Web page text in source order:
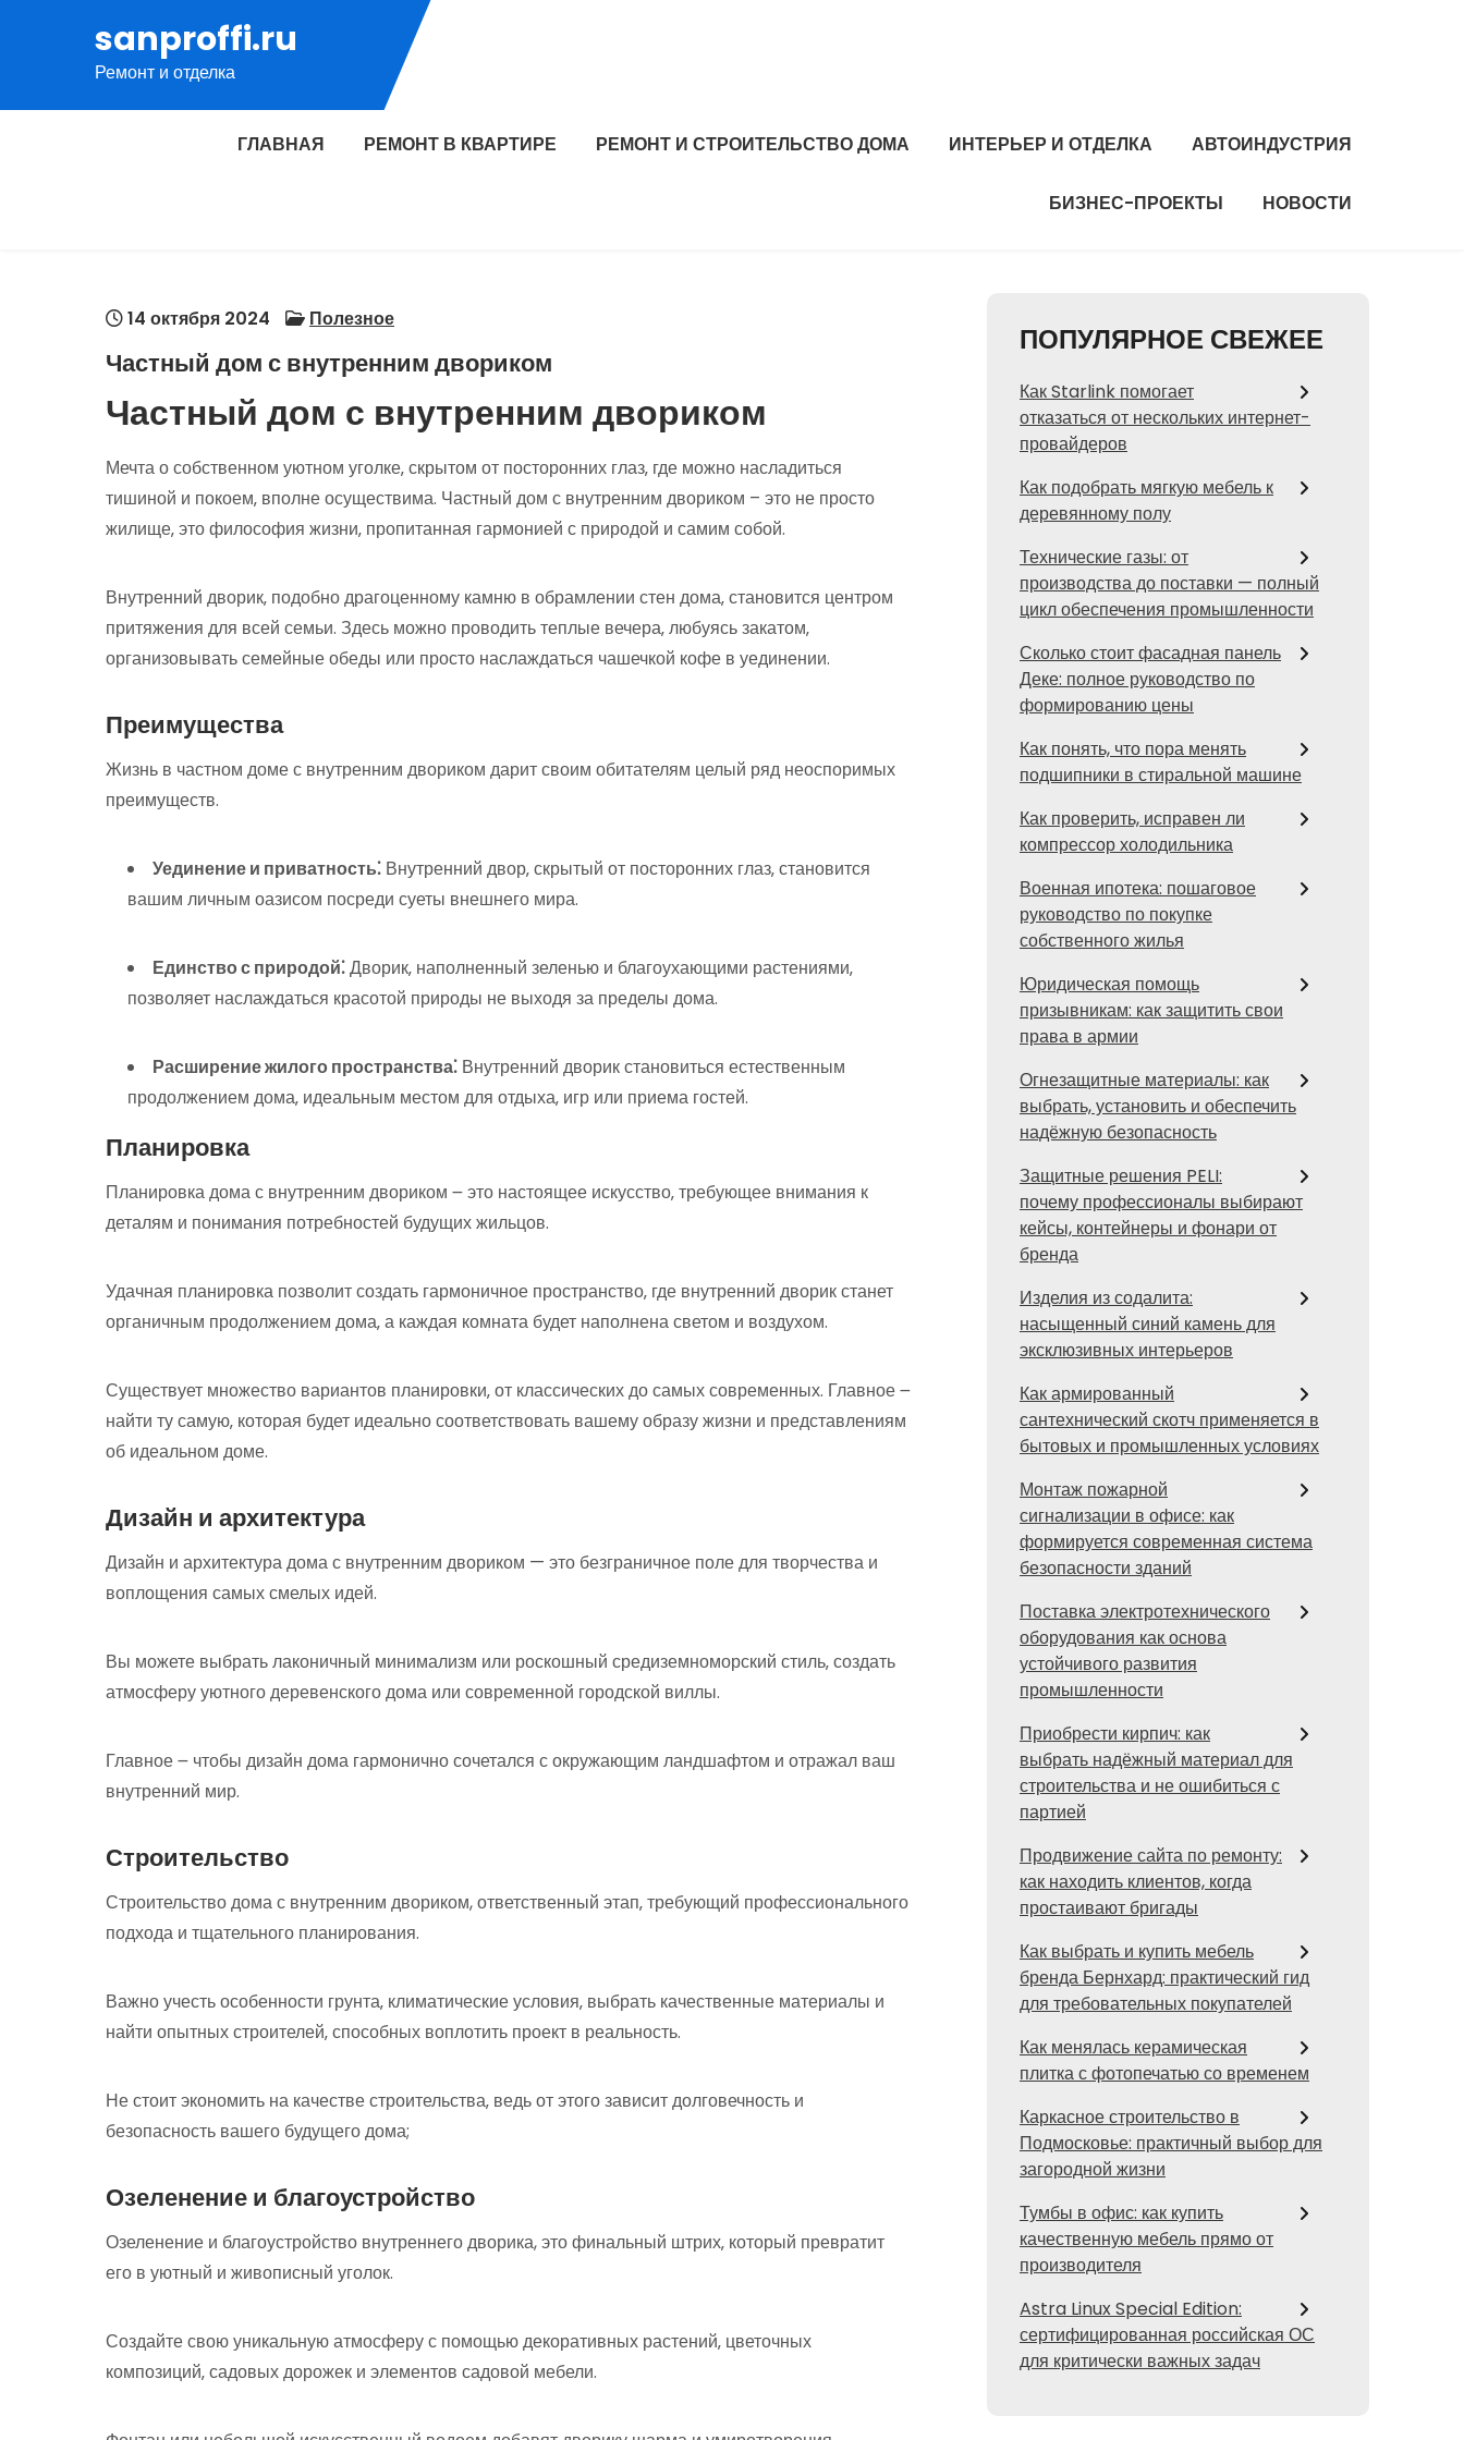
содержимому
sanproffi.ru
Ремонт и отделка
ГЛАВНАЯ РЕМОНТ В КВАРТИРЕ РЕМОНТ И СТРОИТЕЛЬСТВО ДОМА ИНТЕРЬЕР И ОТДЕЛКА АВТОИНДУСТРИЯ
БИЗНЕС-ПРОЕКТЫ НОВОСТИ
14 октября 2024 Полезное
Частный дом с внутренним двориком
Частный дом с внутренним двориком
Мечта о собственном уютном уголке‚ скрытом от посторонних глаз‚ где можно насладиться
тишиной и покоем‚ вполне осуществима. Частный дом с внутренним двориком – это не просто
жилище‚ это философия жизни‚ пропитанная гармонией с природой и самим собой.
Внутренний дворик‚ подобно драгоценному камню в обрамлении стен дома‚ становится центром
притяжения для всей семьи. Здесь можно проводить теплые вечера‚ любуясь закатом‚
организовывать семейные обеды или просто наслаждаться чашечкой кофе в уединении.
Преимущества
Жизнь в частном доме с внутренним двориком дарит своим обитателям целый ряд неоспоримых
преимуществ.
Уединение и приватность⁚ Внутренний двор‚ скрытый от посторонних глаз‚ становится
вашим личным оазисом посреди суеты внешнего мира.
Единство с природой⁚Дворик‚ наполненный зеленью и благоухающими растениями‚
позволяет наслаждаться красотой природы не выходя за пределы дома.
Расширение жилого пространства⁚ Внутренний дворик становиться естественным
продолжением дома‚ идеальным местом для отдыха‚ игр или приема гостей.
Планировка
Планировка дома с внутренним двориком ౼ это настоящее искусство‚ требующее внимания к
деталям и понимания потребностей будущих жильцов.
Удачная планировка позволит создать гармоничное пространство‚ где внутренний дворик станет
органичным продолжением дома‚ а каждая комната будет наполнена светом и воздухом.
Существует множество вариантов планировки‚ от классических до самых современных. Главное ౼
найти ту самую‚ которая будет идеально соответствовать вашему образу жизни и представлениям
об идеальном доме.
Дизайн и архитектура
Дизайн и архитектура дома с внутренним двориком — это безграничное поле для творчества и
воплощения самых смелых идей.
Вы можете выбрать лаконичный минимализм или роскошный средиземноморский стиль‚ создать
атмосферу уютного деревенского дома или современной городской виллы.
Главное ౼ чтобы дизайн дома гармонично сочетался с окружающим ландшафтом и отражал ваш
внутренний мир.
Строительство
Строительство дома с внутренним двориком, ответственный этап‚ требующий профессионального
подхода и тщательного планирования.
Важно учесть особенности грунта‚ климатические условия‚ выбрать качественные материалы и
найти опытных строителей‚ способных воплотить проект в реальность.
Не стоит экономить на качестве строительства‚ ведь от этого зависит долговечность и
безопасность вашего будущего дома;
Озеленение и благоустройство
Озеленение и благоустройство внутреннего дворика, это финальный штрих‚ который превратит
его в уютный и живописный уголок.
Создайте свою уникальную атмосферу с помощью декоративных растений‚ цветочных
композиций‚ садовых дорожек и элементов садовой мебели.
ПОПУЛЯРНОЕ СВЕЖЕЕ
Как Starlink помогает
отказаться от нескольких интернет-
провайдеров
Как подобрать мягкую мебель к
деревянному полу
Технические газы: от
производства до поставки — полный
цикл обеспечения промышленности
Сколько стоит фасадная панель
Деке: полное руководство по
формированию цены
Как понять, что пора менять
подшипники в стиральной машине
Как проверить, исправен ли
компрессор холодильника
Военная ипотека: пошаговое
руководство по покупке
собственного жилья
Юридическая помощь
призывникам: как защитить свои
права в армии
Огнезащитные материалы: как
выбрать, установить и обеспечить
надёжную безопасность
Защитные решения PELI:
почему профессионалы выбирают
кейсы, контейнеры и фонари от
бренда
Изделия из содалита:
насыщенный синий камень для
эксклюзивных интерьеров
Как армированный
сантехнический скотч применяется в
бытовых и промышленных условиях
Монтаж пожарной
сигнализации в офисе: как
формируется современная система
безопасности зданий
Поставка электротехнического
оборудования как основа
устойчивого развития
промышленности
Приобрести кирпич: как
выбрать надёжный материал для
строительства и не ошибиться с
партией
Продвижение сайта по ремонту:
как находить клиентов, когда
простаивают бригады
Как выбрать и купить мебель
бренда Бернхард: практический гид
для требовательных покупателей
Как менялась керамическая
плитка с фотопечатью со временем
Каркасное строительство в
Подмосковье: практичный выбор для
загородной жизни
Тумбы в офис: как купить
качественную мебель прямо от
производителя
Astra Linux Special Edition:
сертифицированная российская ОС
для критически важных задач